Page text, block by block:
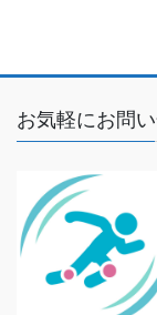
お気軽にお問